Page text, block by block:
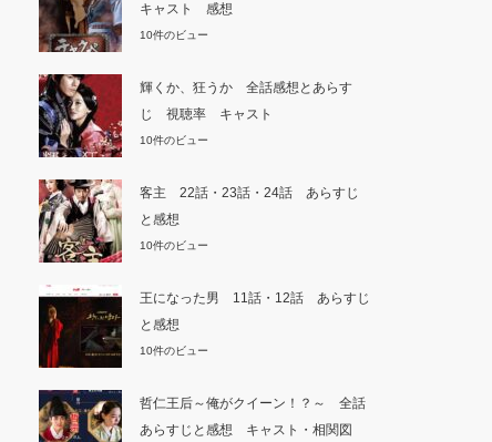
キャスト 感想
10件のビュー
輝くか、狂うか 全話感想とあらす
じ 視聴率 キャスト
10件のビュー
客主 22話・23話・24話 あらすじ
と感想
10件のビュー
王になった男 11話・12話 あらすじ
と感想
10件のビュー
哲仁王后～俺がクイーン！？～ 全話
あらすじと感想 キャスト・相関図